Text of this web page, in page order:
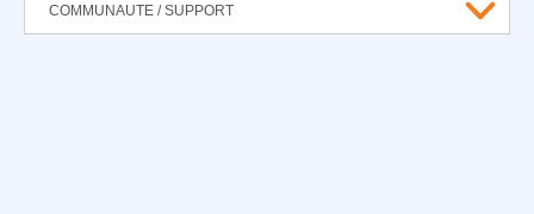
COMMUNAUTE / SUPPORT